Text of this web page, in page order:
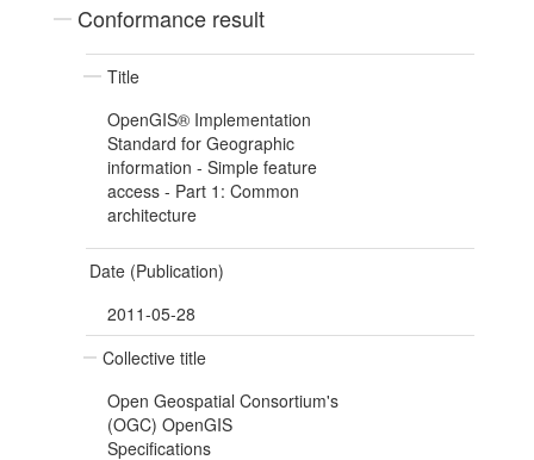
Conformance result
Title
OpenGIS® Implementation
Standard for Geographic
information - Simple feature
access - Part 1: Common
architecture
Date (Publication)
2011-05-28
Collective title
Open Geospatial Consortium's
(OGC) OpenGIS
Specifications